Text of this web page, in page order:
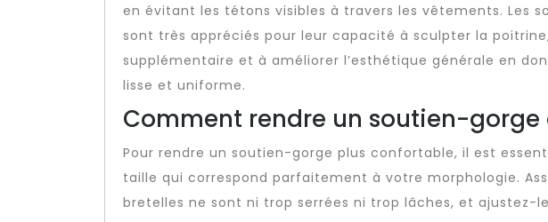
en évitant les tétons visibles à travers les vêtements. Les
sont très appréciés pour leur capacité à sculpter la
supplémentaire et à améliorer l’esthétique générale en
lisse et uniforme.
Comment rendre un soutien-gorge
Pour rendre un soutien-gorge plus confortable, il est
taille qui correspond parfaitement à votre morphologie.
bretelles ne sont ni trop serrées ni trop lâches, et ajustez-